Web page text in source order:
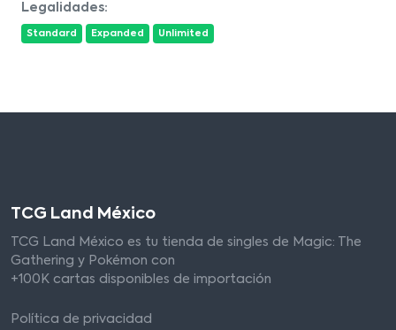
Legalidades:
Standard Expanded Unlimited
TCG Land México
TCG Land México es tu tienda de singles de Magic: The
Gathering y Pokémon con
+100K cartas disponibles de importación
Política de privacidad